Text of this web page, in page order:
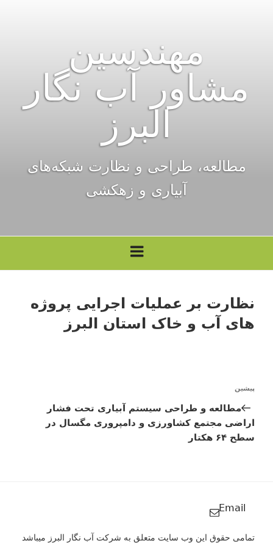
مهندسین
مشاور آب نگار
البرز
مطالعه، طراحی‌ و نظارت شبکه‌های
آبیاری و زهکشی
نظارت بر عملیات اجرایی پروژه
های آب و خاک استان البرز
نوشته
قبلی
پیشین
مطالعه و طراحی سیستم آبیاری تحت فشار
اراضی مجتمع کشاورزی و دامپروری مگسال در
سطح ۶۴ هکتار
Email
تمامی حقوق این وب سایت متعلق به شرکت آب نگار البرز میباشد